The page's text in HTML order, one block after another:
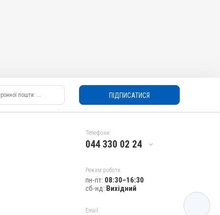
ПІДПИСАТИСЯ
Телефони:
044 330 02 24
Режим роботи:
пн-пт: 08:30–16:30
сб-нд: Вихідний
Email:
КАТАЛОГ